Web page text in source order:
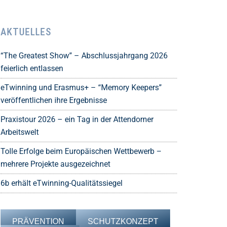
AKTUELLES
“The Greatest Show” – Abschlussjahrgang 2026
feierlich entlassen
eTwinning und Erasmus+ – “Memory Keepers”
veröffentlichen ihre Ergebnisse
Praxistour 2026 – ein Tag in der Attendorner
Arbeitswelt
Tolle Erfolge beim Europäischen Wettbewerb –
mehrere Projekte ausgezeichnet
6b erhält eTwinning-Qualitätssiegel
PRÄVENTION SCHUTZKONZEPT